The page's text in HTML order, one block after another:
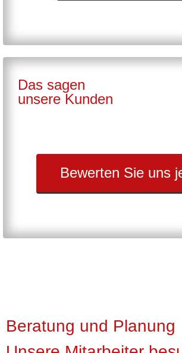
Das sagen
unsere Kunden
Bewerten Sie uns
Beratung und Planung